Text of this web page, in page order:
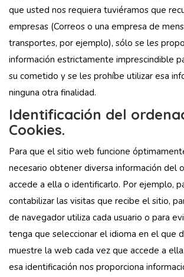
que usted nos requiera tuviéramos que
empresas (Correos o una empresa de
transportes, por ejemplo), sólo se les
información estrictamente imprescindible
su cometido y se les prohíbe utilizar esa
ninguna otra finalidad.
Identificación del
Cookies.
Para que el sitio web funcione
necesario obtener diversa información del
accede a ella o identificarlo. Por ejemplo,
contabilizar las visitas que recibe el sitio,
de navegador utiliza cada usuario o para
tenga que seleccionar el idioma en el que
muestre la web cada vez que accede a
esa identificación nos proporciona